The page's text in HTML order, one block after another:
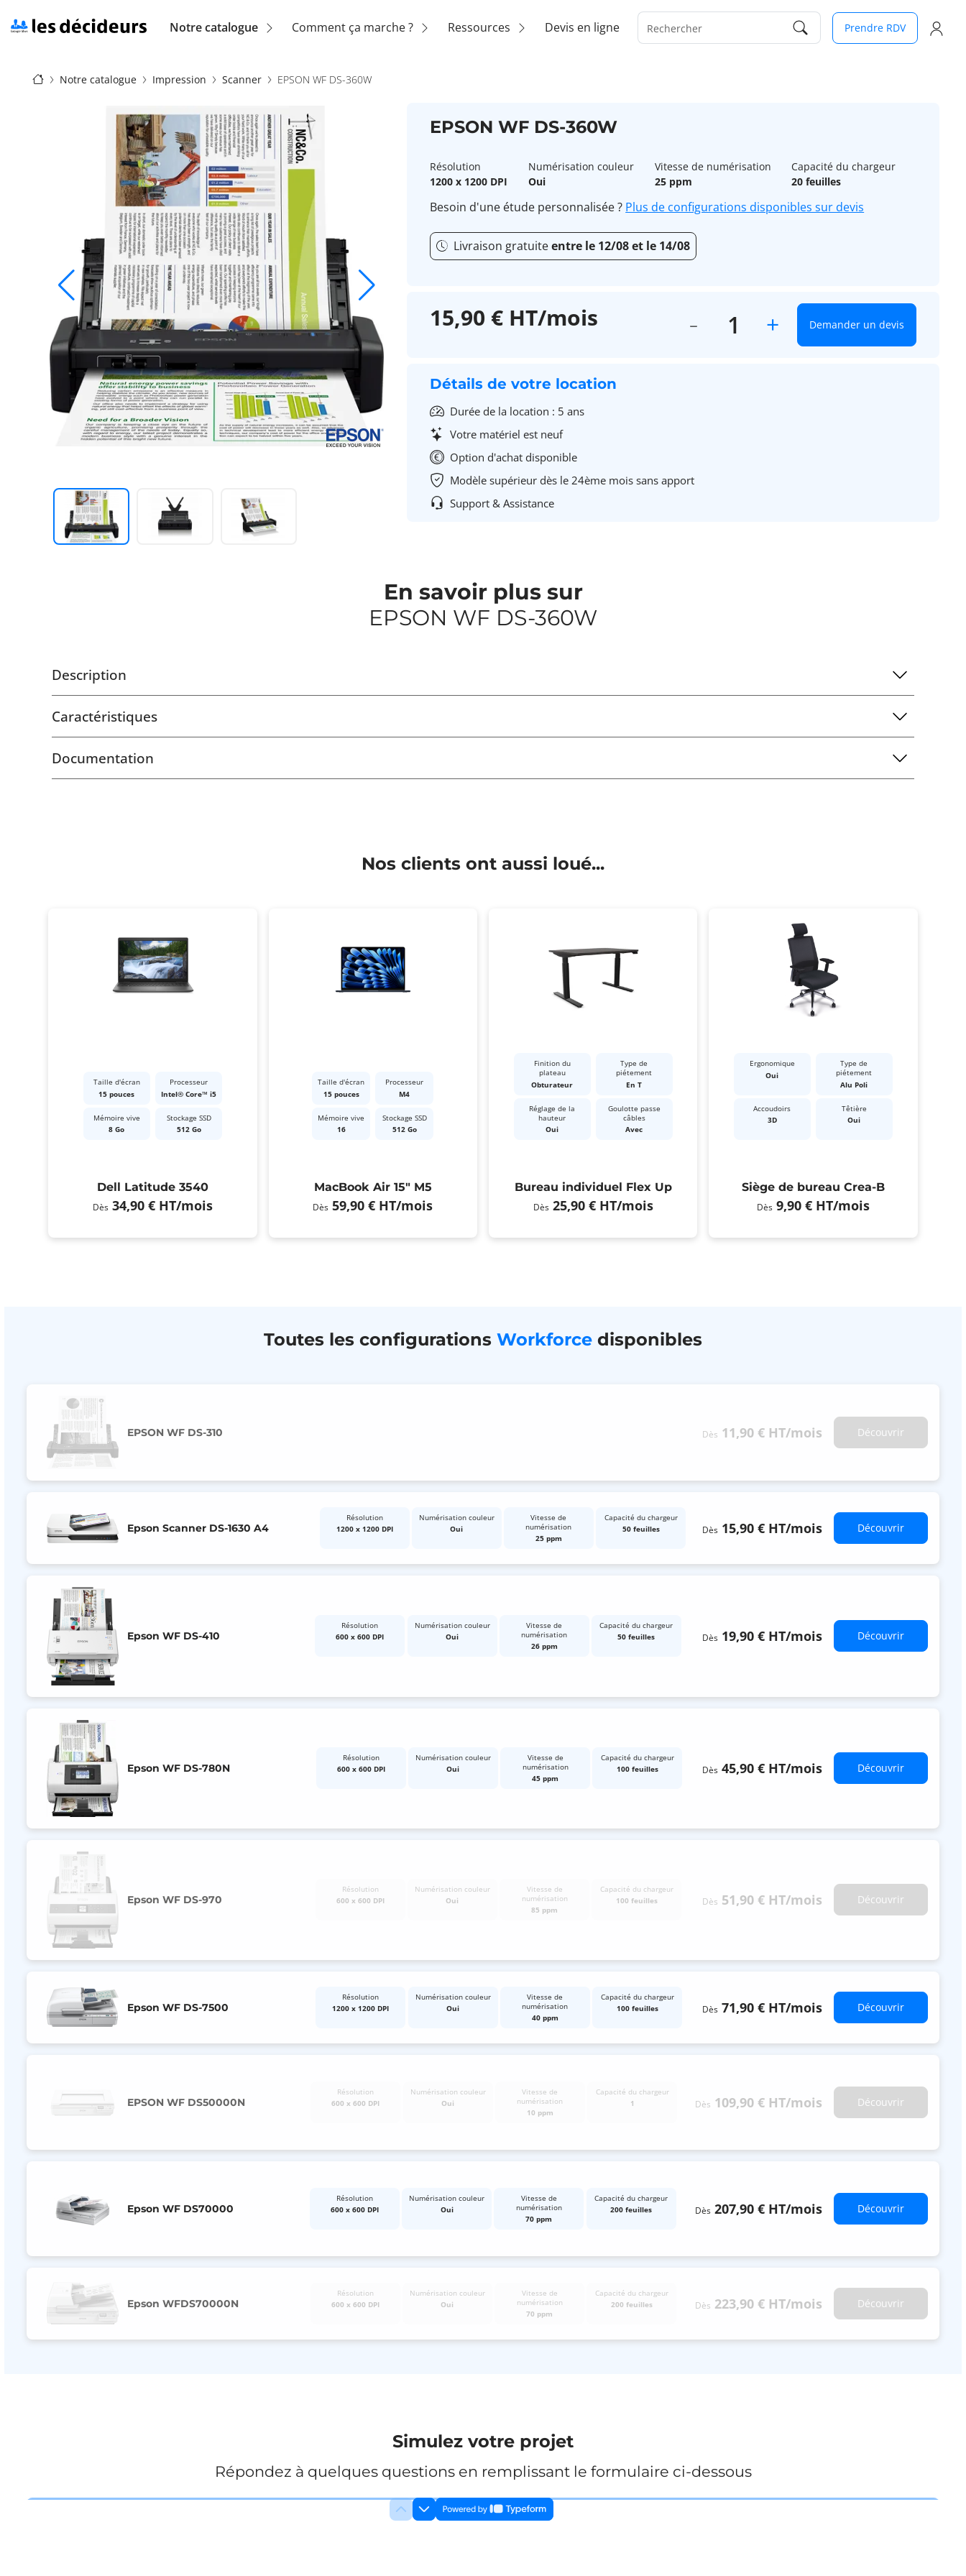
au
contenu
Navigation
(location)
Notre catalogue Comment ça marche ? Ressources Devis en ligne Rechercher Prendre RDV
Fil
Notre catalogue Impression Scanner EPSON WF DS-360W
EPSON WF DS-360W
Résolution
1200 x 1200 DPI
Numérisation couleur
Oui
Vitesse de numérisation
25 ppm
Capacité du chargeur
20 feuilles
Besoin d'une étude personnalisée ? Plus de configurations disponibles sur devis
Livraison gratuiteentre le 12/08 et le 14/08
15,90 € HT/mois + Demander un devis
Détails de votre location
Durée de la location : 5 ans
Votre matériel est neuf
Option d'achat disponible
Modèle supérieur dès le 24ème mois sans apport
Support & Assistance
En savoir plus sur
EPSON WF DS-360W
Description
Caractéristiques
Documentation
Nos clients ont aussi loué...
Taille d'écran
15 pouces
Processeur
Intel® Core™ i5
Mémoire vive
8 Go
Stockage SSD
512 Go
Dell Latitude 3540
Dès 34,90 € HT/mois
Taille d'écran
15 pouces
Processeur
M4
Mémoire vive
16
Stockage SSD
512 Go
MacBook Air 15" M5
Dès 59,90 € HT/mois
Finition du
plateau
Obturateur
Type de
piétement
En T
Réglage de la
hauteur
Oui
Goulotte passe
câbles
Avec
Bureau individuel Flex Up
Dès 25,90 € HT/mois
Ergonomique
Oui
Type de
piétement
Alu Poli
Accoudoirs
3D
Têtière
Oui
Siège de bureau Crea-B
Dès 9,90 € HT/mois
Toutes les configurations Workforce disponibles
EPSON WF DS-310 Dès 11,90 € HT/mois Découvrir
Epson Scanner DS-1630 A4
Résolution
1200 x 1200 DPI
Numérisation couleur
Oui
Vitesse de
numérisation
25 ppm
Capacité du chargeur
50 feuilles
Dès 15,90 € HT/mois Découvrir
Epson WF DS-410
Résolution
600 x 600 DPI
Numérisation couleur
Oui
Vitesse de
numérisation
26 ppm
Capacité du chargeur
50 feuilles
Dès 19,90 € HT/mois Découvrir
Epson WF DS-780N
Résolution
600 x 600 DPI
Numérisation couleur
Oui
Vitesse de
numérisation
45 ppm
Capacité du chargeur
100 feuilles
Dès 45,90 € HT/mois Découvrir
Epson WF DS-970
Résolution
600 x 600 DPI
Numérisation couleur
Oui
Vitesse de
numérisation
85 ppm
Capacité du chargeur
100 feuilles
Dès 51,90 € HT/mois Découvrir
Epson WF DS-7500
Résolution
1200 x 1200 DPI
Numérisation couleur
Oui
Vitesse de
numérisation
40 ppm
Capacité du chargeur
100 feuilles
Dès 71,90 € HT/mois Découvrir
EPSON WF DS50000N
Résolution
600 x 600 DPI
Numérisation couleur
Oui
Vitesse de
numérisation
10 ppm
Capacité du chargeur
1
Dès 109,90 € HT/mois Découvrir
Epson WF DS70000
Résolution
600 x 600 DPI
Numérisation couleur
Oui
Vitesse de
numérisation
70 ppm
Capacité du chargeur
200 feuilles
Dès 207,90 € HT/mois Découvrir
Epson WFDS70000N
Résolution
600 x 600 DPI
Numérisation couleur
Oui
Vitesse de
numérisation
70 ppm
Capacité du chargeur
200 feuilles
Dès 223,90 € HT/mois Découvrir
Simulez votre projet
Répondez à quelques questions en remplissant le formulaire ci-dessous